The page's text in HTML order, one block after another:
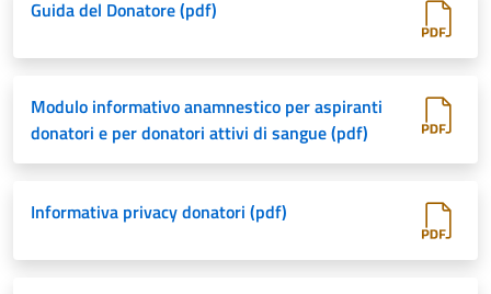
Guida del Donatore (pdf)
Modulo informativo anamnestico per aspiranti
donatori e per donatori attivi di sangue (pdf)
Informativa privacy donatori (pdf)